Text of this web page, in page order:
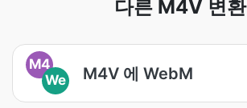
다른 M4V 변환
M4
We
M4V 에 WebM